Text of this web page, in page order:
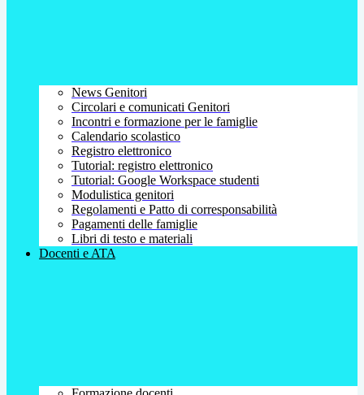
News Genitori
Circolari e comunicati Genitori
Incontri e formazione per le famiglie
Calendario scolastico
Registro elettronico
Tutorial: registro elettronico
Tutorial: Google Workspace studenti
Modulistica genitori
Regolamenti e Patto di corresponsabilità
Pagamenti delle famiglie
Libri di testo e materiali
Docenti e ATA